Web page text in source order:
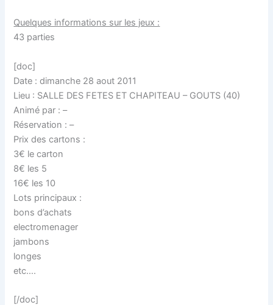
Quelques informations sur les jeux :
43 parties
[doc]
Date : dimanche 28 aout 2011
Lieu : SALLE DES FETES ET CHAPITEAU – GOUTS (40)
Animé par : –
Réservation : –
Prix des cartons :
3€ le carton
8€ les 5
16€ les 10
Lots principaux :
bons d’achats
electromenager
jambons
longes
etc….
[/doc]